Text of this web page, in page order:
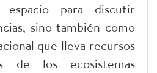
para discutir
sino también como
que lleva recursos
de los ecosistemas